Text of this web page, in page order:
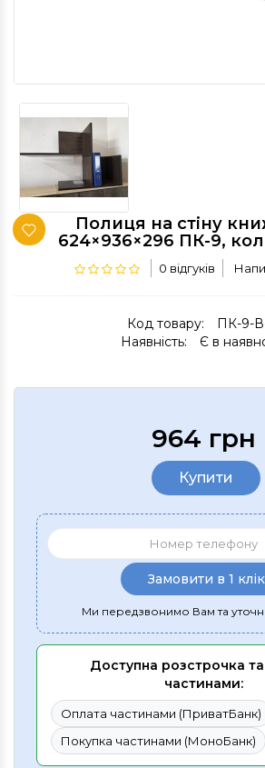
Полиця на стіну
624×936×296 ПК-9,
0 відгуків
Код товару:
ПК-9-
Наявність:
Є в
964 грн
Купити
Замовити в 1 клік
Ми передзвонимо Вам та
Доступна розстрочка
частинами:
Оплата частинами (ПриватБанк)
Покупка частинами (МоноБанк)